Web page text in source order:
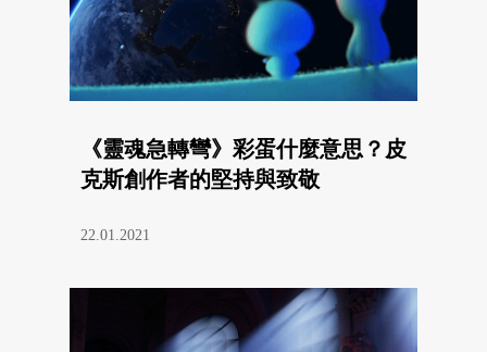
《靈魂急轉彎》彩蛋什麼意思？皮
克斯創作者的堅持與致敬
22.01.2021